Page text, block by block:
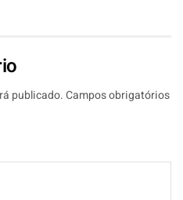
publicado.Campos obrigatórios